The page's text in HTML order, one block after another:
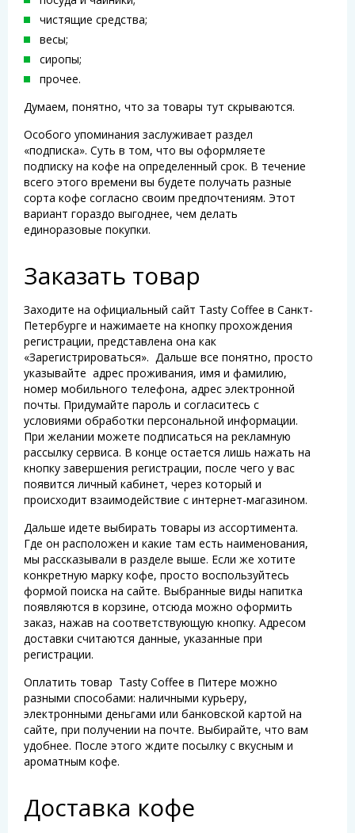
чистящие средства;
весы;
сиропы;
прочее.
Думаем, понятно, что за товары тут скрываются.
Особого упоминания заслуживает раздел
«подписка». Суть в том, что вы оформляете
подписку на кофе на определенный срок. В течение
всего этого времени вы будете получать разные
сорта кофе согласно своим предпочтениям. Этот
вариант гораздо выгоднее, чем делать
единоразовые покупки.
Заказать товар
Заходите на официальный сайт Tasty Coffee в Санкт-
Петербурге и нажимаете на кнопку прохождения
регистрации, представлена она как
«Зарегистрироваться». Дальше все понятно, просто
указывайте адрес проживания, имя и фамилию,
номер мобильного телефона, адрес электронной
почты. Придумайте пароль и согласитесь с
условиями обработки персональной информации.
При желании можете подписаться на рекламную
рассылку сервиса. В конце остается лишь нажать на
кнопку завершения регистрации, после чего у вас
появится личный кабинет, через который и
происходит взаимодействие с интернет-магазином.
Дальше идете выбирать товары из ассортимента.
Где он расположен и какие там есть наименования,
мы рассказывали в разделе выше. Если же хотите
конкретную марку кофе, просто воспользуйтесь
формой поиска на сайте. Выбранные виды напитка
появляются в корзине, отсюда можно оформить
заказ, нажав на соответствующую кнопку. Адресом
доставки считаются данные, указанные при
регистрации.
Оплатить товар Tasty Coffee в Питере можно
разными способами: наличными курьеру,
электронными деньгами или банковской картой на
сайте, при получении на почте. Выбирайте, что вам
удобнее. После этого ждите посылку с вкусным и
ароматным кофе.
Доставка кофе